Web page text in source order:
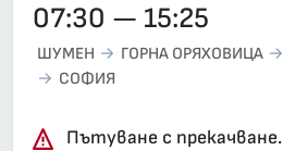
07:30 — 15:25
ШУМЕН ГОРНА ОРЯХОВИЦА
СОФИЯ
Пътуване с прекачване.